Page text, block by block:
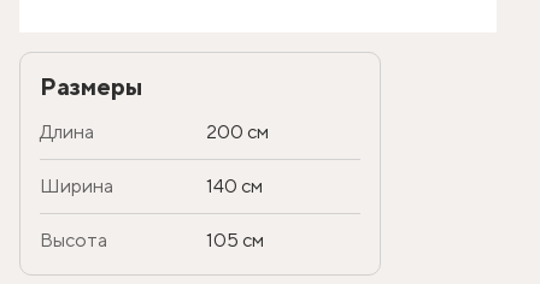
Размеры
Длина 200 см
Ширина 140 см
Высота 105 см